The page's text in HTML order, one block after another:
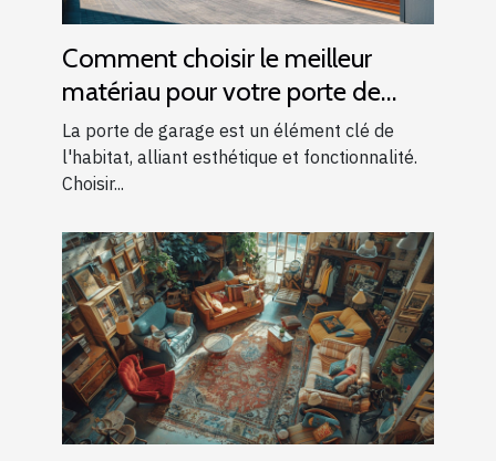
Comment choisir le meilleur
matériau pour votre porte de
garage
La porte de garage est un élément clé de
l'habitat, alliant esthétique et fonctionnalité.
Choisir...